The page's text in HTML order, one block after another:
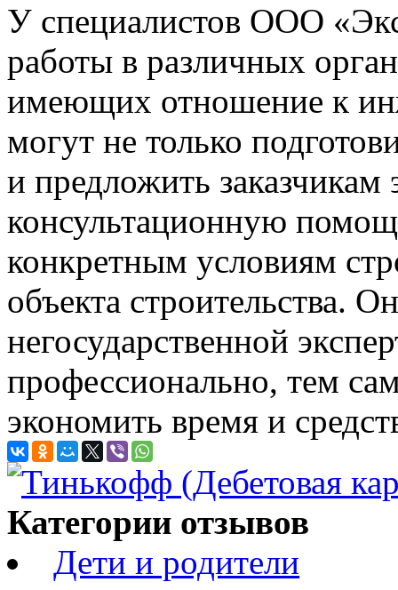
У специалистов ООО
работы в различных
имеющих отношение к
могут не только
и предложить
консультационную
конкретным условиям
объекта строительства.
негосударственной
профессионально, тем
экономить время и
Категории отзывов
Дети и родители